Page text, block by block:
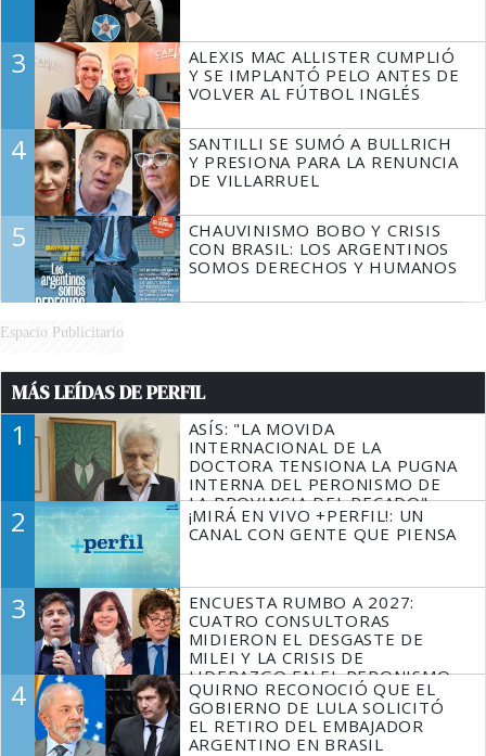
3
ALEXIS MAC ALLISTER CUMPLIÓ
Y SE IMPLANTÓ PELO ANTES DE
VOLVER AL FÚTBOL INGLÉS
4
SANTILLI SE SUMÓ A BULLRICH
Y PRESIONA PARA LA RENUNCIA
DE VILLARRUEL
5
CHAUVINISMO BOBO Y CRISIS
CON BRASIL: LOS ARGENTINOS
SOMOS DERECHOS Y HUMANOS
Espacio Publicitario
MÁS LEÍDAS DE PERFIL
1
ASÍS: "LA MOVIDA
INTERNACIONAL DE LA
DOCTORA TENSIONA LA PUGNA
INTERNA DEL PERONISMO DE
LA PROVINCIA DEL PECADO"
2
¡MIRÁ EN VIVO +PERFIL!: UN
CANAL CON GENTE QUE PIENSA
3
ENCUESTA RUMBO A 2027:
CUATRO CONSULTORAS
MIDIERON EL DESGASTE DE
MILEI Y LA CRISIS DE
LIDERAZGO EN EL PERONISMO
4
QUIRNO RECONOCIÓ QUE EL
GOBIERNO DE LULA SOLICITÓ
EL RETIRO DEL EMBAJADOR
ARGENTINO EN BRASIL